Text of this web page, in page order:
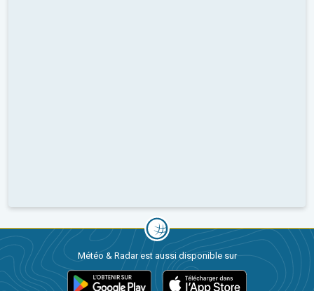
Météo & Radar est aussi disponible sur